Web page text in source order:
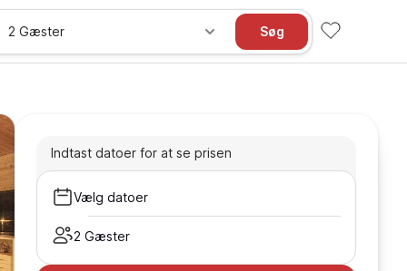
2 Gæster Søg
Indtast datoer for at se prisen
Vælg datoer
2 Gæster